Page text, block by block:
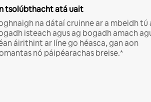
tsolúbthacht atá uait
na dátaí cruinne ar a mbeidh tú
isteach agus ag bogadh amach
áirithint ar líne go héasca, gan aon
nó páipéarachas breise.*